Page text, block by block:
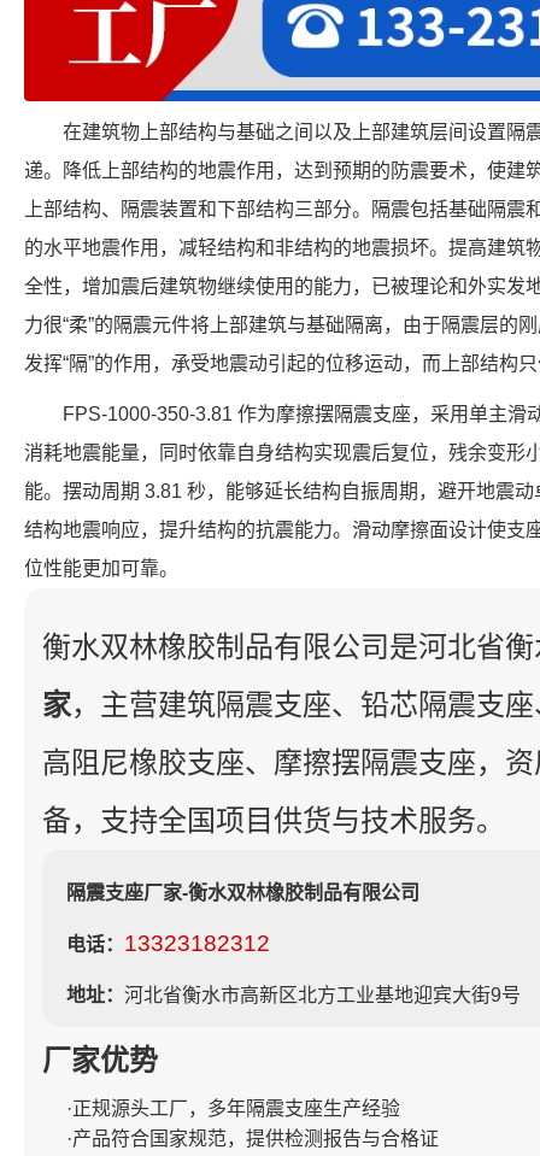
在建筑物上部结构与基础之间以及上部建筑层间设置隔
递。降低上部结构的地震作用，达到预期的防震要术，使建
上部结构、隔震装置和下部结构三部分。隔震包括基础隔震
的水平地震作用，减轻结构和非结构的地震损坏。提高建筑
全性，增加震后建筑物继续使用的能力，已被理论和外实发
力很“柔”的隔震元件将上部建筑与基础隔离，由于隔震层的
发挥“隔”的作用，承受地震动引起的位移运动，而上部结构
FPS-1000-350-3.81 作为摩擦摆隔震支座，采用单主滑
消耗地震能量，同时依靠自身结构实现震后复位，残余变形
能。摆动周期 3.81 秒，能够延长结构自振周期，避开地震
结构地震响应，提升结构的抗震能力。滑动摩擦面设计使支
位性能更加可靠。
衡水双林橡胶制品有限公司是河北省
家，主营建筑隔震支座、铅芯隔震支
高阻尼橡胶支座、摩擦摆隔震支座，
备，支持全国项目供货与技术服务。
隔震支座厂家-衡水双林橡胶制品有限公司
电话： 13323182312
地址： 河北省衡水市高新区北方工业基地迎宾大街9号
厂家优势
·正规源头工厂，多年隔震支座生产经验
·产品符合国家规范，提供检测报告与合格证